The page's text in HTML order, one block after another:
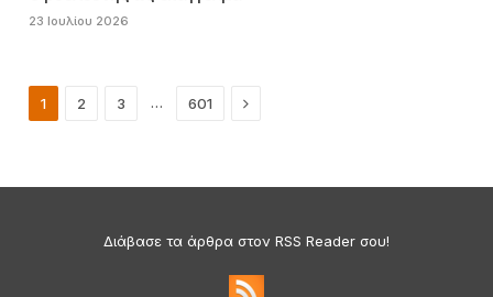
23 Ιουλίου 2026
1 2 3 … 601 Next
Διάβασε τα άρθρα στον RSS Reader σου!